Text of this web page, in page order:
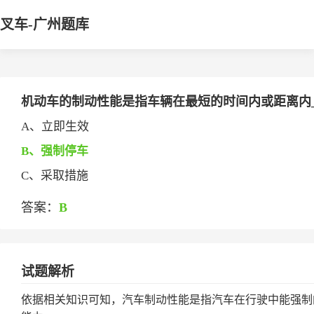
叉车-广州题库
机动车的制动性能是指车辆在最短的时间内或距离内
A、立即生效
B、强制停车
C、采取措施
答案： B
试题解析
依据相关知识可知，汽车制动性能是指汽车在行驶中能强